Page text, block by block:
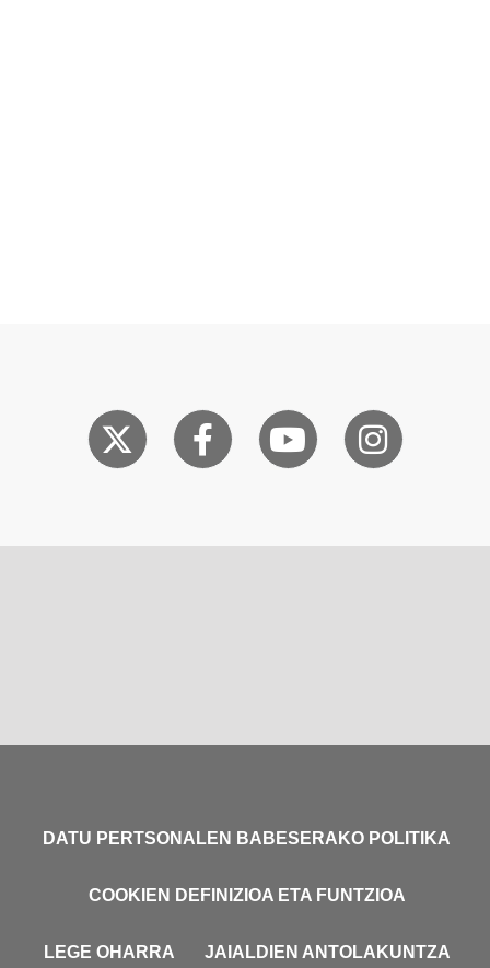
DATU PERTSONALEN BABESERAKO POLITIKA
COOKIEN DEFINIZIOA ETA FUNTZIOA
LEGE OHARRA JAIALDIEN ANTOLAKUNTZA